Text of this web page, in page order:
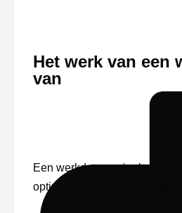
Het werk van een
van
Een werkdag
optimale service voor